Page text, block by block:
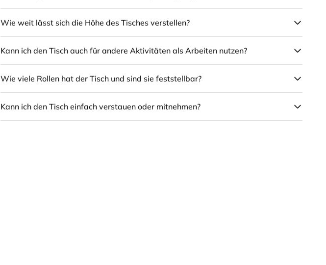
Wie weit lässt sich die Höhe des Tisches verstellen?
Kann ich den Tisch auch für andere Aktivitäten als Arbeiten nutzen?
Wie viele Rollen hat der Tisch und sind sie feststellbar?
Kann ich den Tisch einfach verstauen oder mitnehmen?